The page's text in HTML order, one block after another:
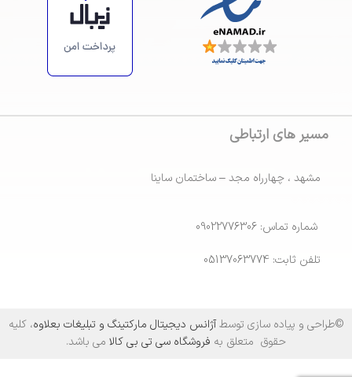
https://maps.app.goo.gl/ZsiRScJCRFa3BBBp7
مسیر های ارتباطی
مشهد ، چهارراه مجد – ساختمان ساینا
شماره تماس: 09022776306
تلفن ثابت: 05137063774
©طراحی و پیاده سازی توسطآژانس دیجیتال مارکتینگ و تبلیغات بعلاوه، کلیه
حقوق متعلق به فروشگاه سی تی بی کالا می باشد.